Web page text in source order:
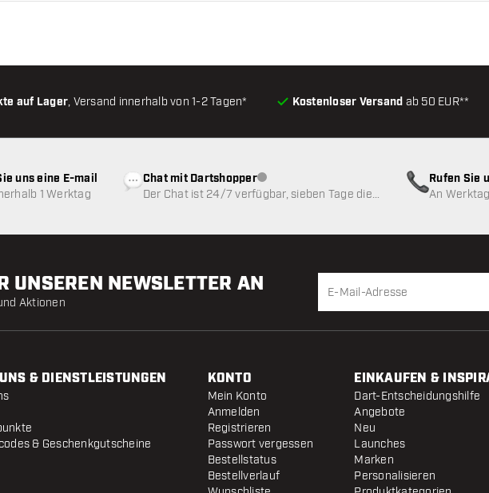
auf Lager, Versand innerhalb von 1-2 Tagen* Kostenloser Versand ab 50 EUR**
uns eine E-mail
1 Werktag
Chat mit DartshopperKundenservice nicht verfügbar
Der Chat ist 24/7 verfügbar, sieben Tage die
Rufen Sie
An
UNSEREN NEWSLETTER AN
Aktionen
& DIENSTLEISTUNGEN
& Geschenkgutscheine
KONTO
Mein Konto
Anmelden
Registrieren
Passwort vergessen
Bestellstatus
Bestellverlauf
EINKAUFEN &
Dart-Entscheidungshilfe
Angebote
Neu
Launches
Marken
Personalisieren